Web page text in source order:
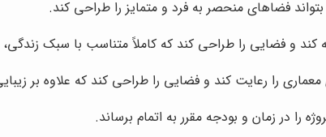
فضاهای منحصر به فرد و متمایز را طراحی کند.
کند و فضایی را طراحی کند که کاملاً متناسب با سبک
را رعایت کند و فضایی را طراحی کند که علاوه بر
را در زمان و بودجه مقرر به اتمام برساند.